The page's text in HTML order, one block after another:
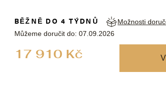
17 910 Kč
BĚŽNĚ DO 4 TÝDNŮ
Můžeme doručit do: 07.09.2026
Možnosti